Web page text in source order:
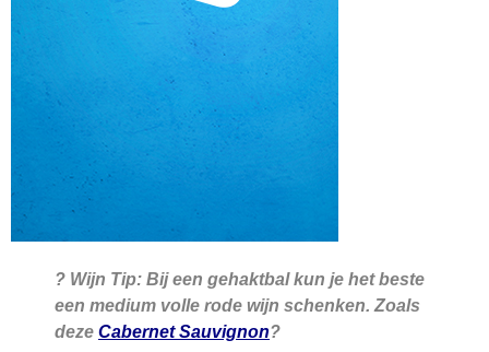
? Wijn Tip: Bij een gehaktbal kun je het beste
een medium volle rode wijn schenken. Zoals
deze Cabernet Sauvignon?